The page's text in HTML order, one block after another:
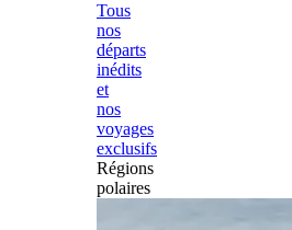
Tous
nos
départs
inédits
et
nos
voyages
exclusifs
Régions
polaires